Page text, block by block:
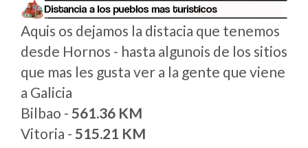
Aquis os dejamos la distacia que tenemos
desde Hornos - hasta algunois de los sitios
que mas les gusta ver a la gente que viene
a Galicia
Bilbao - 561.36 KM
Vitoria - 515.21 KM